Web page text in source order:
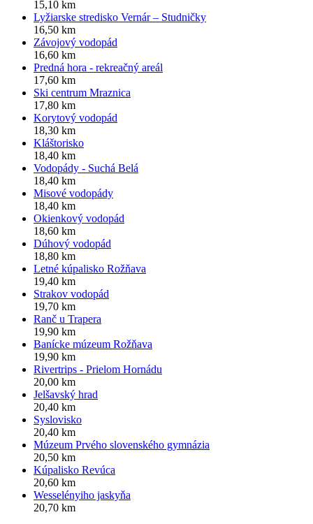
15,10 km
Lyžiarske stredisko Vernár – Studničky
16,50 km
Závojový vodopád
16,60 km
Predná hora - rekreačný areál
17,60 km
Ski centrum Mraznica
17,80 km
Korytový vodopád
18,30 km
Kláštorisko
18,40 km
Vodopády - Suchá Belá
18,40 km
Misové vodopády
18,40 km
Okienkový vodopád
18,60 km
Dúhový vodopád
18,80 km
Letné kúpalisko Rožňava
19,40 km
Strakov vodopád
19,70 km
Ranč u Trapera
19,90 km
Banícke múzeum Rožňava
19,90 km
Rivertrips - Prielom Hornádu
20,00 km
Jelšavský hrad
20,40 km
Syslovisko
20,40 km
Múzeum Prvého slovenského gymnázia
20,50 km
Kúpalisko Revúca
20,60 km
Wesselényiho jaskyňa
20,70 km